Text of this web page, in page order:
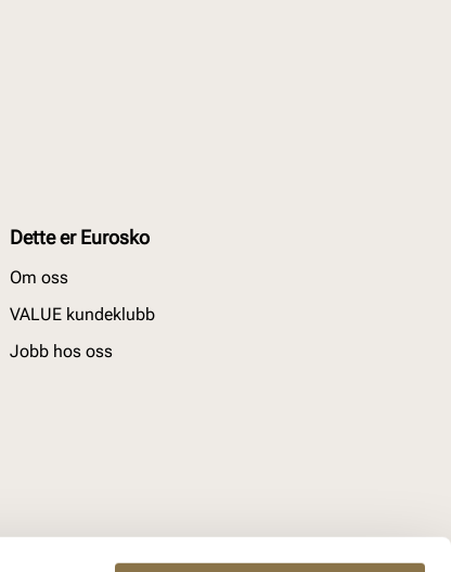
Dette er Eurosko
Om oss
VALUE kundeklubb
Jobb hos oss